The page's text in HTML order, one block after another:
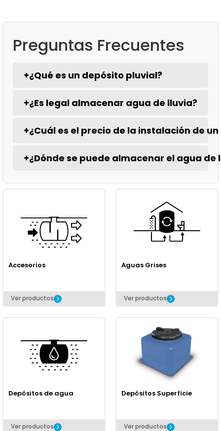
Preguntas Frecuentes
+¿Qué es un depósito pluvial?
+¿Es legal almacenar agua de lluvia?
+¿Cuál es el precio de la instalación de
+¿Dónde se puede almacenar el agua de
Accesorios
Ver productos
Aguas Grises
Ver productos
Depósitos de agua
Ver productos
Depósitos Superficie
Ver productos